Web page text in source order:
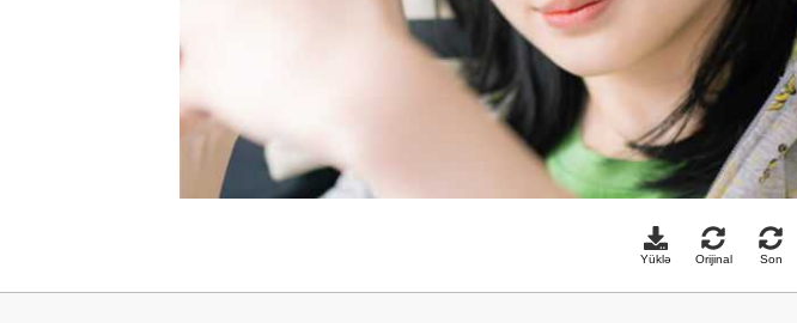
Yüklə Orijinal Son